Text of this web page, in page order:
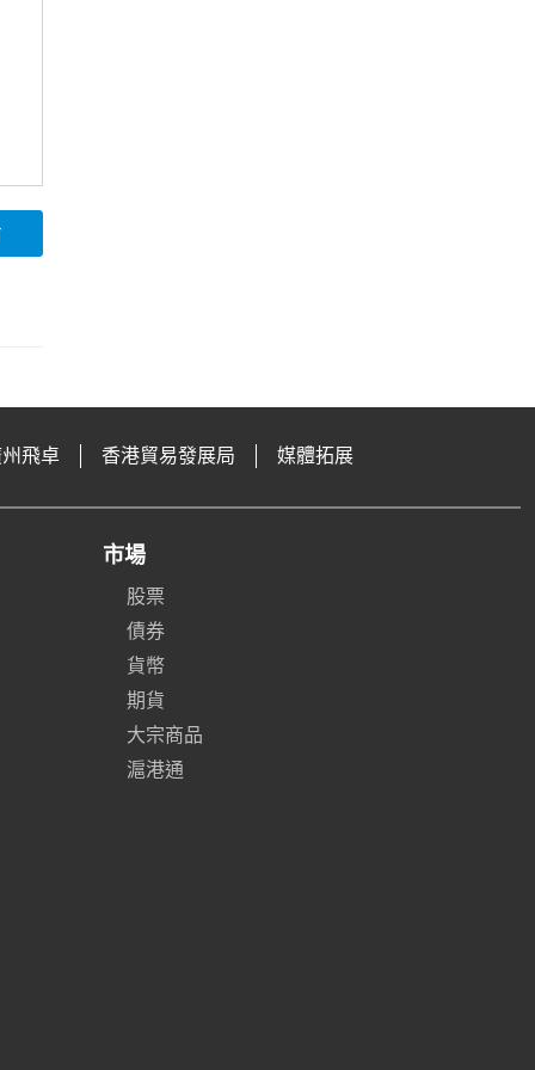
飛卓 香港貿易發展局 媒體拓展
市場
股票
債券
貨幣
期貨
大宗商品
滬港通